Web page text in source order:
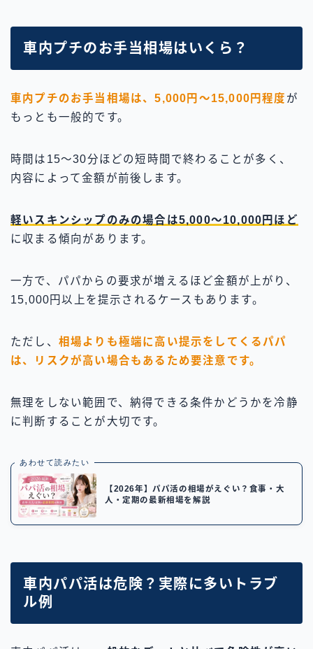
車内プチのお手当相場はいくら？
車内プチのお手当相場は、5,000円〜15,000円程度 が
もっとも一般的です。
時間は15〜30分ほどの短時間で終わることが多く、
内容によって金額が前後します。
軽いスキンシップのみの場合は5,000〜10,000円ほど
に収まる傾向があります。
一方で、パパからの要求が増えるほど金額が上がり、
15,000円以上を提示されるケースもあります。
ただし、 相場よりも極端に高い提示をしてくるパパ
は、リスクが高い場合もあるため要注意です。
無理をしない範囲で、納得できる条件かどうかを冷静
に判断することが大切です。
あわせて読みたい
【2026年】パパ活の相場がえぐい？食事・大
人・定期の最新相場を解説
車内パパ活は危険？実際に多いトラブ
ル例